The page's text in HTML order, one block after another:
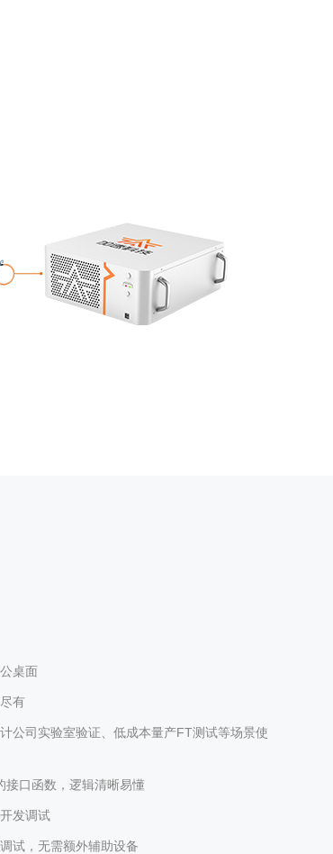
桌面
有
公司实验室验证、低成本量产FT测试等场景使
接口函数，逻辑清晰易懂
发调试
试，无需额外辅助设备